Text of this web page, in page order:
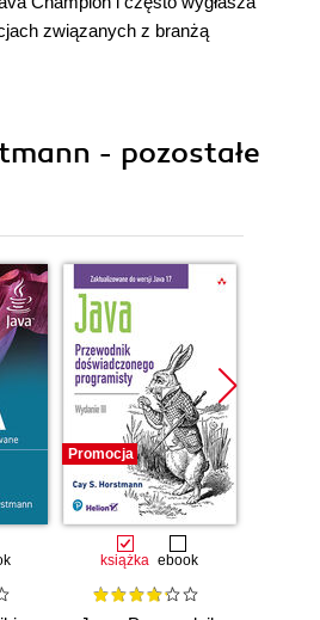
związanych z branżą
- pozostałe
Promocja
książka ebook